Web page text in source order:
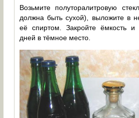
Возьмите полуторалитровую
должна быть сухой), выложите в
её спиртом. Закройте ёмкость
дней в тёмное место.